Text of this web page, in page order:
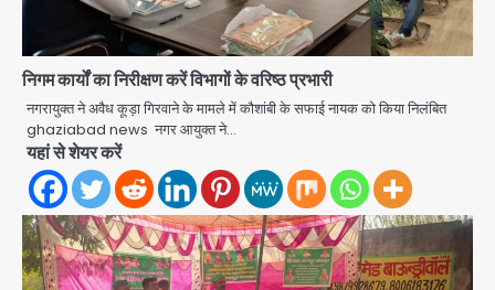
निगम कार्यों का निरीक्षण करें विभागों के वरिष्ठ प्रभारी
नगरायुक्त ने अवैध कूड़ा गिरवाने के मामले में कौशांबी के सफाई नायक को किया निलंबित
ghaziabad news नगर आयुक्त ने…
यहां से शेयर करें